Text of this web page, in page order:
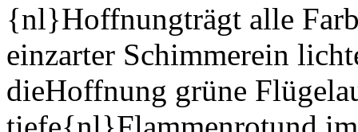
{nl}Hoffnungträgt alle
einzarter Schimmerein
dieHoffnung grüne